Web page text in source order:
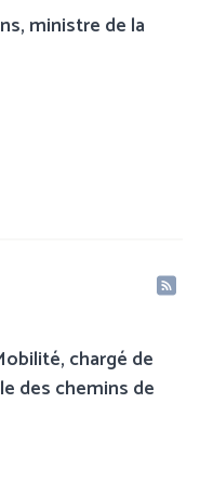
ministre de la
chargé de
des chemins de